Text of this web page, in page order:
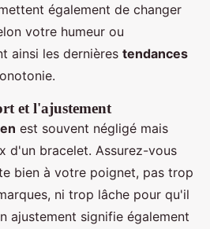
également de changer
votre humeur ou
ainsi les dernières tendances
et l'ajustement
est souvent négligé mais
d'un bracelet. Assurez-vous
bien à votre poignet, pas trop
ni trop lâche pour qu'il
ajustement signifie également